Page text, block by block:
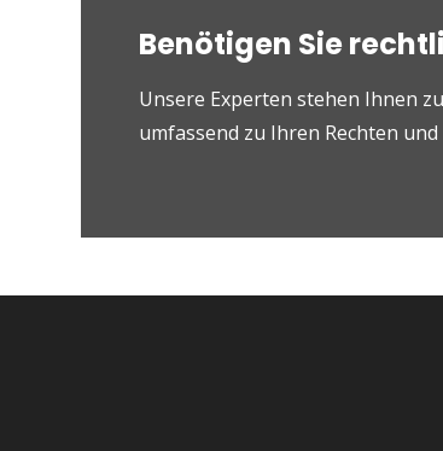
Benötigen Sie
Unsere Experten stehen Ihnen
umfassend zu Ihren Rechten